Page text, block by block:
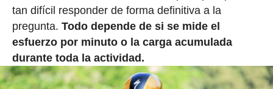
tan difícil responder de forma definitiva a la
pregunta. Todo depende de si se mide el
esfuerzo por minuto o la carga acumulada
durante toda la actividad.